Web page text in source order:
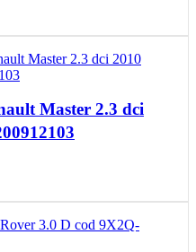
Master 2.3 dci